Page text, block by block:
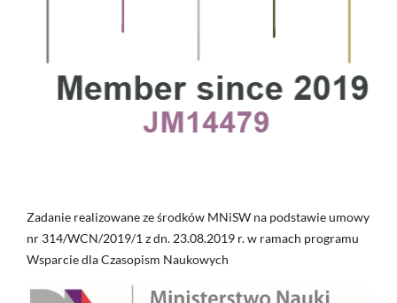
Zadanie realizowane ze środków MNiSW na podstawie umowy
nr 314/WCN/2019/1 z dn. 23.08.2019 r. w ramach programu
Wsparcie dla Czasopism Naukowych